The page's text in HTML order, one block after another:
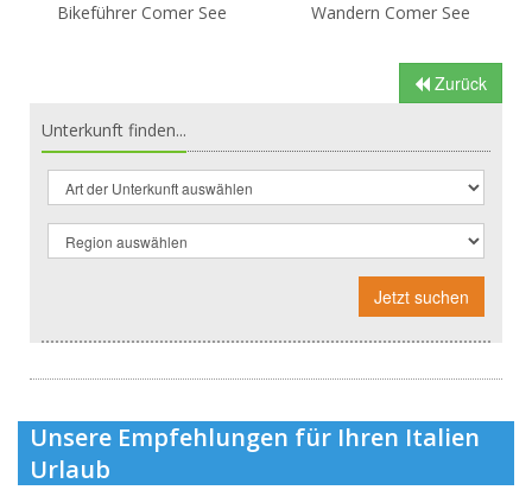
Bikeführer Comer See Wandern Comer See
Zurück
Unterkunft finden...
Jetzt suchen
Unsere Empfehlungen für Ihren Italien
Urlaub